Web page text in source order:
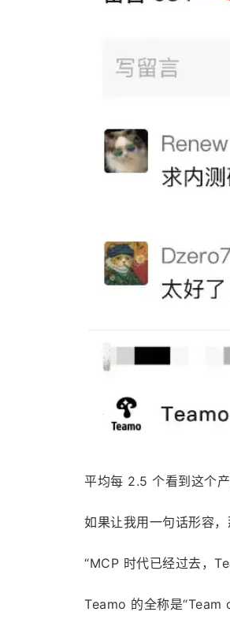
平均每 2.5 个看到这个
如果让我用一句话形容
“MCP 时代已经过去，
Teamo 的全称是“Team